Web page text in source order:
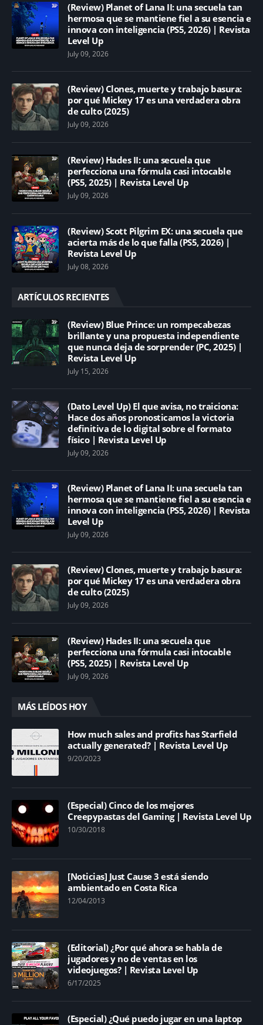
(Review) Planet of Lana II: una secuela tan
hermosa que se mantiene fiel a su esencia e
innova con inteligencia (PS5, 2026) | Revista
Level Up
July 09, 2026
(Review) Clones, muerte y trabajo basura:
por qué Mickey 17 es una verdadera obra
de culto (2025)
July 09, 2026
(Review) Hades II: una secuela que
perfecciona una fórmula casi intocable
(PS5, 2025) | Revista Level Up
July 09, 2026
(Review) Scott Pilgrim EX: una secuela que
acierta más de lo que falla (PS5, 2026) |
Revista Level Up
July 08, 2026
ARTÍCULOS RECIENTES
(Review) Blue Prince: un rompecabezas
brillante y una propuesta independiente
que nunca deja de sorprender (PC, 2025) |
Revista Level Up
July 15, 2026
(Dato Level Up) El que avisa, no traiciona:
Hace dos años pronosticamos la victoria
definitiva de lo digital sobre el formato
físico | Revista Level Up
July 09, 2026
(Review) Planet of Lana II: una secuela tan
hermosa que se mantiene fiel a su esencia e
innova con inteligencia (PS5, 2026) | Revista
Level Up
July 09, 2026
(Review) Clones, muerte y trabajo basura:
por qué Mickey 17 es una verdadera obra
de culto (2025)
July 09, 2026
(Review) Hades II: una secuela que
perfecciona una fórmula casi intocable
(PS5, 2025) | Revista Level Up
July 09, 2026
MÁS LEÍDOS HOY
How much sales and profits has Starfield
actually generated? | Revista Level Up
9/20/2023
(Especial) Cinco de los mejores
Creepypastas del Gaming | Revista Level Up
10/30/2018
[Noticias] Just Cause 3 está siendo
ambientado en Costa Rica
12/04/2013
(Editorial) ¿Por qué ahora se habla de
jugadores y no de ventas en los
videojuegos? | Revista Level Up
6/17/2025
(Especial) ¿Qué puedo jugar en una laptop